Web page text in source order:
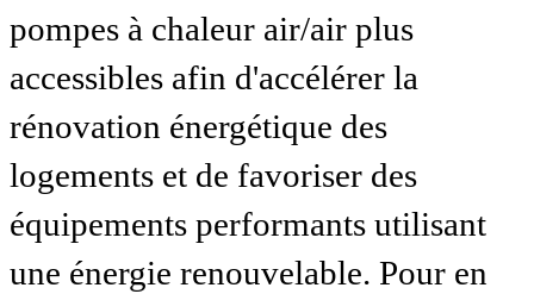
pompes à chaleur air/air plus
accessibles afin d'accélérer la
rénovation énergétique des
logements et de favoriser des
équipements performants utilisant
une énergie renouvelable. Pour en